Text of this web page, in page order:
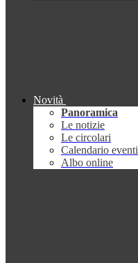
Novità
Panoramica
Le notizie
Le circolari
Calendario eventi
Albo online